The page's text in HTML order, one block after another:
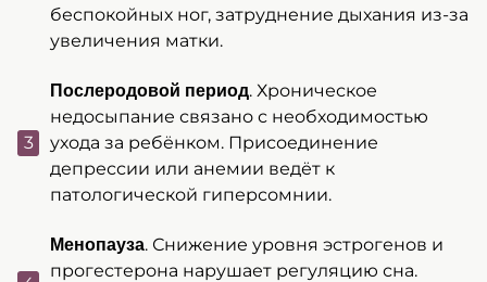
беспокойных ног, затруднение дыхания из-за
увеличения матки.
Послеродовой период. Хроническое
недосыпание связано с необходимостью
ухода за ребёнком. Присоединение
депрессии или анемии ведёт к
патологической гиперсомнии.
Менопауза. Снижение уровня эстрогенов и
прогестерона нарушает регуляцию сна.